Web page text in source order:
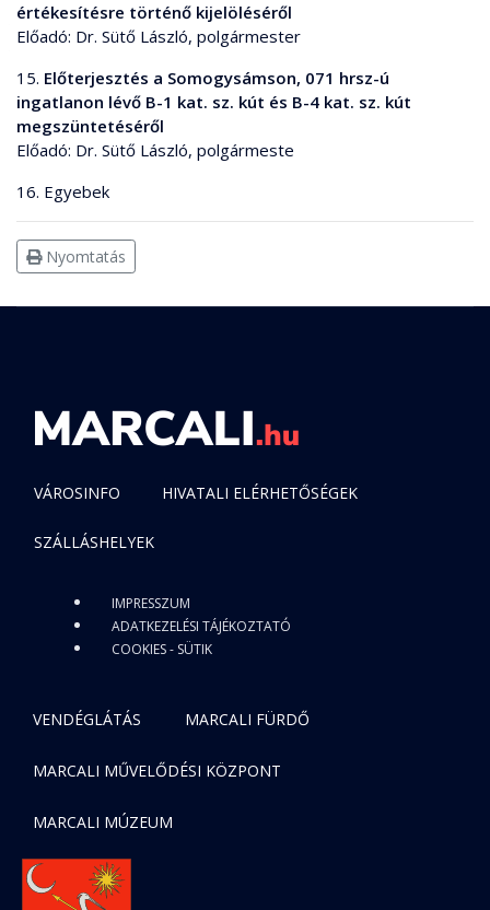
értékesítésre történő kijelöléséről
Előadó: Dr. Sütő László, polgármester
15. Előterjesztés a Somogysámson, 071 hrsz-ú
ingatlanon lévő B-1 kat. sz. kút és B-4 kat. sz. kút
megszüntetéséről
Előadó: Dr. Sütő László, polgármeste
16. Egyebek
Nyomtatás
VÁROSINFO HIVATALI ELÉRHETŐSÉGEK
SZÁLLÁSHELYEK
IMPRESSZUM
ADATKEZELÉSI TÁJÉKOZTATÓ
COOKIES - SÜTIK
VENDÉGLÁTÁS MARCALI FÜRDŐ
MARCALI MŰVELŐDÉSI KÖZPONT
MARCALI MÚZEUM